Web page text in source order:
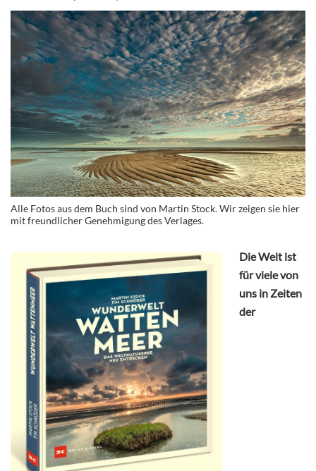
Alle Fotos aus dem Buch sind von Martin Stock. Wir zeigen sie hier
mit freundlicher Genehmigung des Verlages.
Die Welt ist
für viele von
uns in Zeiten
der